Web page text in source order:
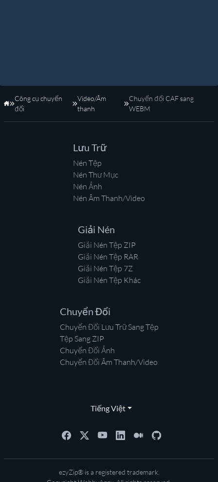
Trang Chủ
Công cụ chuyển
đổi
Video/Âm
thanh
Chuyển đổi CAF sang
WEBM
Lưu Trữ
Nén Tệp
Nén Thư Mục
Nén Ảnh
Nén Âm Thanh/Video
Giải Nén
Giải Nén Tệp ZIP
Giải Nén Tệp RAR
Giải Nén Tệp 7Z
Giải Nén Tệp Khác
Chuyển Đổi
Chuyển Đổi Lưu Trữ Sang Tệp
Tệp Sang ZIP
Chuyển Đổi Ảnh
Chuyển Đổi Âm Thanh/Video
Tiếng Việt
ezyZip® is a registered trademark.